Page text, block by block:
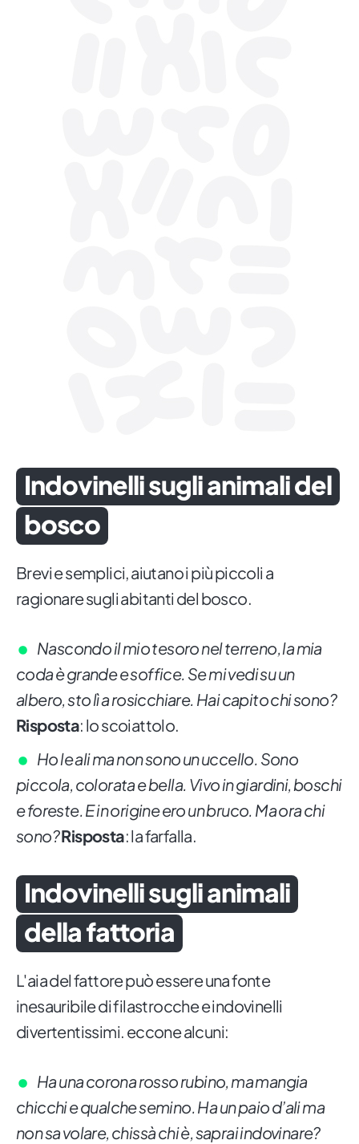
Indovinelli sugli animali del
bosco
Brevi e semplici, aiutano i più piccoli a
ragionare sugli abitanti del bosco.
Nascondo il mio tesoro nel terreno, la mia
coda è grande e soffice. Se mi vedi su un
albero, sto lì a rosicchiare. Hai capito chi sono?
Risposta: lo scoiattolo.
Ho le ali ma non sono un uccello. Sono
piccola, colorata e bella. Vivo in giardini, boschi
e foreste. E in origine ero un bruco. Ma ora chi
sono?Risposta: la farfalla.
Indovinelli sugli animali
della fattoria
L'aia del fattore può essere una fonte
inesauribile di filastrocche e indovinelli
divertentissimi. eccone alcuni:
Ha una corona rosso rubino, ma mangia
chicchi e qualche semino. Ha un paio d’ali ma
non sa volare, chissà chi è, saprai indovinare?